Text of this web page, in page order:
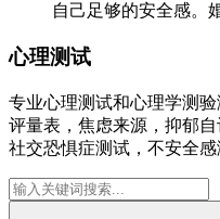
自己足够的安全感。
心理测试
专业心理测试和心理学测
评量表，焦虑来源，抑郁
社交恐惧症测试，不安全感